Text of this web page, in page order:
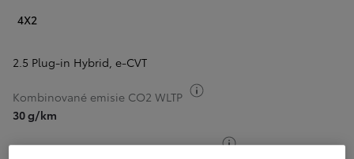
4X2
2.5 Plug-in Hybrid, e-CVT
Kombinované emisie CO2 WLTP
30 g/km
Kombinované emisie CO2 WLTP - Max
Informácie k